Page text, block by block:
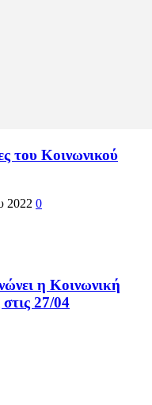
του Κοινωνικού
2022 0
η Κοινωνική
27/04